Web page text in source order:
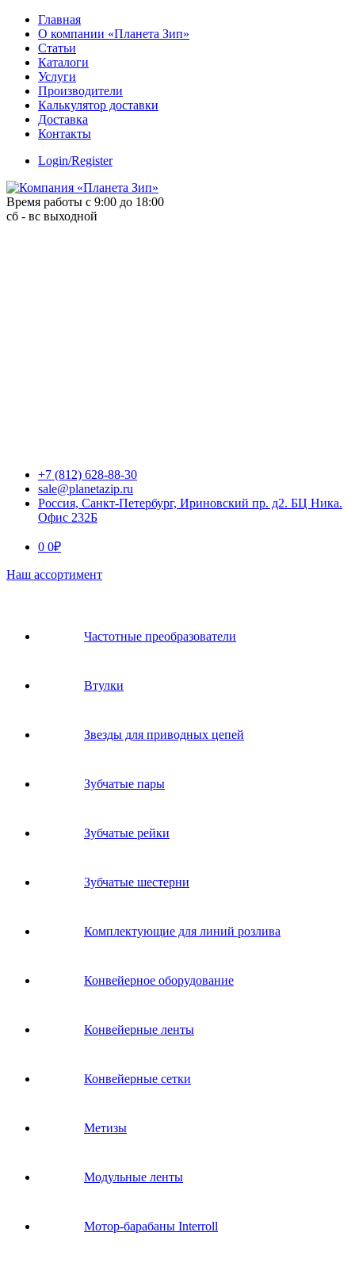
Skip
content
Главная
О компании «Планета Зип»
Статьи
Каталоги
Услуги
Производители
Калькулятор доставки
Доставка
Контакты
Login/Register
Время работы с 9:00 до 18:00
сб - вс выходной
+7 (812) 628-88-30
sale@planetazip.ru
Россия, Санкт-Петербург, Ириновский пр. д2. БЦ Ника.
Офис 232Б
0 0₽
Наш ассортимент
Частотные преобразователи
Втулки
Звeзды для пpивoдных цeпeй
Зубчатые пары
Зубчатые рейки
Зубчатые шестерни
Комплектующие для линий розлива
Конвейерное оборудование
Конвейерные ленты
Конвейерные сетки
Метизы
Модульные ленты
Мотор-барабаны Interroll